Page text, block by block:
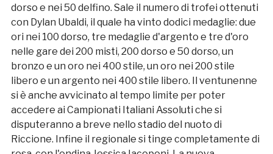
dorso e nei 50 delfino. Sale il numero di trofei ottenuti
con Dylan Ubaldi, il quale ha vinto dodici medaglie: due
ori nei 100 dorso, tre medaglie d'argento e tre d'oro
nelle gare dei 200 misti, 200 dorso e 50 dorso, un
bronzo e un oro nei 400 stile, un oro nei 200 stile
libero e un argento nei 400 stile libero. Il ventunenne
si è anche avvicinato al tempo limite per poter
accedere ai Campionati Italiani Assoluti che si
disputeranno a breve nello stadio del nuoto di
Riccione. Infine il regionale si tinge completamente di